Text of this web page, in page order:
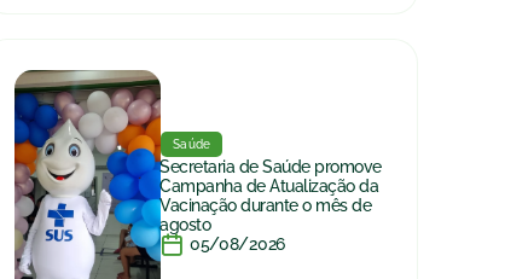
Saúde
Secretaria de Saúde promove
Campanha de Atualização da
Vacinação durante o mês de
agosto
05/08/2026